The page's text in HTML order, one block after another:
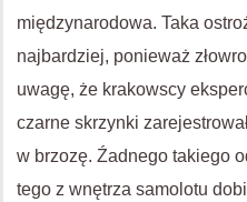
międzynarodowa. Taka
najbardziej, ponieważ
uwagę, że krakowscy
czarne skrzynki
w brzozę. Źadnego takiego
tego z wnętrza samolotu